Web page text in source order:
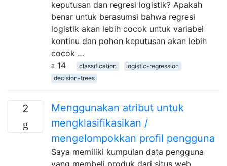
keputusan dan regresi logistik? Apakah
benar untuk berasumsi bahwa regresi
logistik akan lebih cocok untuk variabel
kontinu dan pohon keputusan akan lebih
cocok …
14
classification
logistic-regression
decision-trees
2
Menggunakan atribut untuk
mengklasifikasikan /
mengelompokkan profil pengguna
Saya memiliki kumpulan data pengguna
yang membeli produk dari situs web.